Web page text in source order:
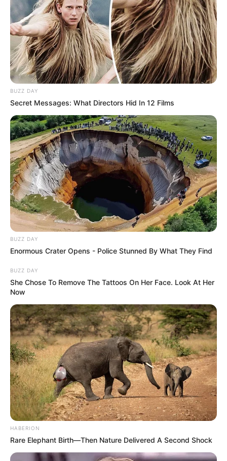
BUZZ DAY
Secret Messages: What Directors Hid In 12 Films
BUZZ DAY
Enormous Crater Opens - Police Stunned By What They Find
BUZZ DAY
She Chose To Remove The Tattoos On Her Face. Look At Her
Now
HABERION
Rare Elephant Birth—Then Nature Delivered A Second Shock